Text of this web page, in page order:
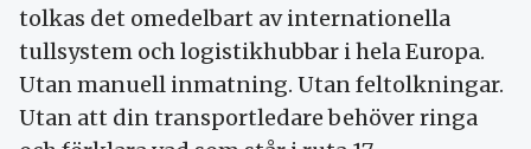
tolkas det omedelbart av internationella
tullsystem och logistikhubbar i hela Europa.
Utan manuell inmatning. Utan feltolkningar.
Utan att din transportledare behöver ringa